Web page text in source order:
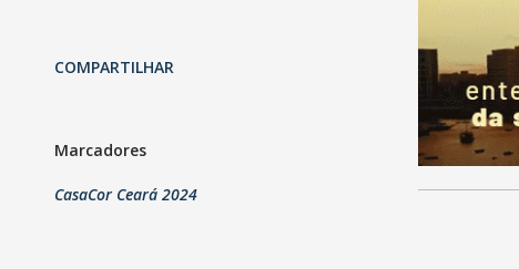
COMPARTILHAR
Marcadores
CasaCor Ceará 2024